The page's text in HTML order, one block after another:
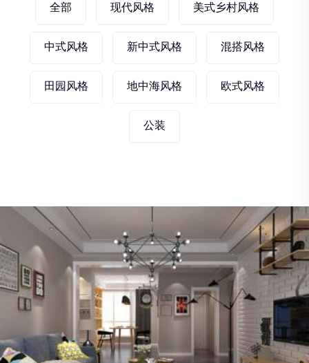
全部 现代风格 美式乡村风格
中式风格 新中式风格 混搭风格
田园风格 地中海风格 欧式风格
公装